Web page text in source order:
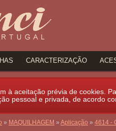
CARACTERIZAÇÃO
à aceitação prévia de cookies.
pessoal e privada, de acordo
» MAQUILHAGEM » Aplicação » 4614 -